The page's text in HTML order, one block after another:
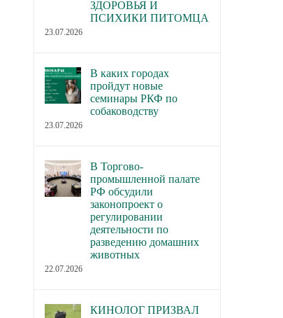
ЗДОРОВЬЯ И
ПСИХИКИ ПИТОМЦА
23.07.2026
В каких городах
пройдут новые
семинары РКФ по
собаководству
23.07.2026
В Торгово-
промышленной палате
РФ обсудили
законопроект о
регулировании
деятельности по
разведению домашних
животных
22.07.2026
КИНОЛОГ ПРИЗВАЛ